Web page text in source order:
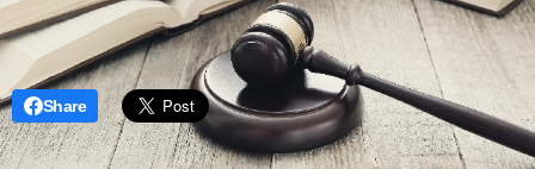
Share